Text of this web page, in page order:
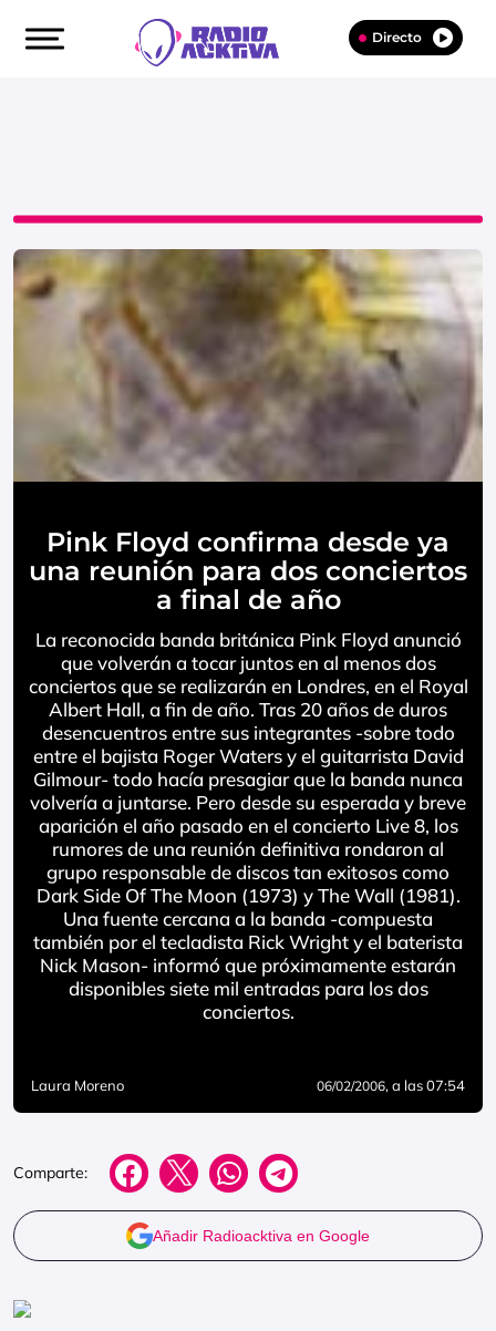
Directo
Pink Floyd confirma desde ya
una reunión para dos conciertos
a final de año
La reconocida banda británica Pink Floyd anunció
que volverán a tocar juntos en al menos dos
conciertos que se realizarán en Londres, en el Royal
Albert Hall, a fin de año. Tras 20 años de duros
desencuentros entre sus integrantes -sobre todo
entre el bajista Roger Waters y el guitarrista David
Gilmour- todo hacía presagiar que la banda nunca
volvería a juntarse. Pero desde su esperada y breve
aparición el año pasado en el concierto Live 8, los
rumores de una reunión definitiva rondaron al
grupo responsable de discos tan exitosos como
Dark Side Of The Moon (1973) y The Wall (1981).
Una fuente cercana a la banda -compuesta
también por el tecladista Rick Wright y el baterista
Nick Mason- informó que próximamente estarán
disponibles siete mil entradas para los dos
conciertos.
Laura Moreno 06/02/2006, a las 07:54
Comparte:
Añadir Radioacktiva en Google